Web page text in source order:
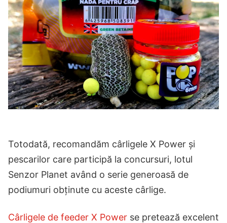
Totodată, recomandăm cârligele X Power și
pescarilor care participă la concursuri, lotul
Senzor Planet având o serie generoasă de
podiumuri obținute cu aceste cârlige.
Cârligele de feeder X Power se pretează excelent